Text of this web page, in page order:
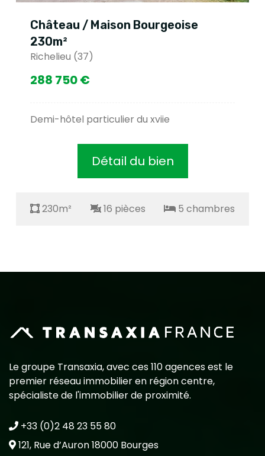
Château / Maison Bourgeoise
230m²
Richelieu (37)
288 750 €
Demi-hôtel particulier du xviie
Détail du bien
230m² 16 pièces 5 chambres
Le groupe Transaxia, avec ces 110 agences est le
premier réseau immobilier en région centre,
spécialiste de l'immobilier de proximité.
+33 (0)2 48 23 55 80
121, Rue d’Auron 18000 Bourges